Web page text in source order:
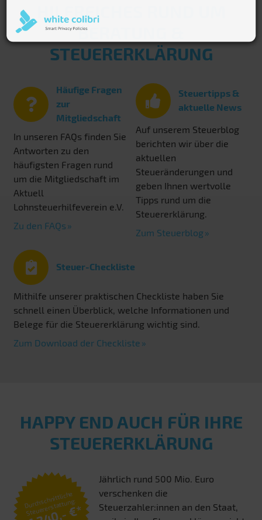
HILFREICHES RUND UM
BERATUNG &
STEUERERKLÄRUNG
Häufige Fragen
zur
Mitgliedschaft
In unseren FAQs finden Sie
Antworten zu den
häufigsten Fragen rund
um die Mitgliedschaft im
Aktuell
Lohnsteuerhilfeverein e.V.
Zu den FAQs
Steuertipps &
aktuelle News
Auf unserem Steuerblog
berichten wir über die
aktuellen
Steueränderungen und
geben Ihnen wertvolle
Tipps rund um die
Steuererklärung.
Zum Steuerblog
Steuer-Checkliste
Mithilfe unserer praktischen Checkliste haben Sie
schnell einen Überblick, welche Informationen und
Belege für die Steuererklärung wichtig sind.
Zum Download der Checkliste
HAPPY END AUCH FÜR IHRE
STEUERERKLÄRUNG
Durchschnittliche
Steuererstattung:
Jährlich rund 500 Mio. Euro
verschenken die
Steuerzahler:innen an den Staat,